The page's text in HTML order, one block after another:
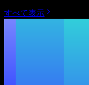
すべて表示